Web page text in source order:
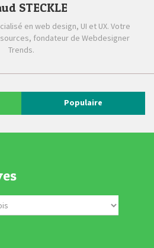
STECKLE
en web design, UI et UX. Votre
fondateur de Webdesigner
Trends.
Populaire